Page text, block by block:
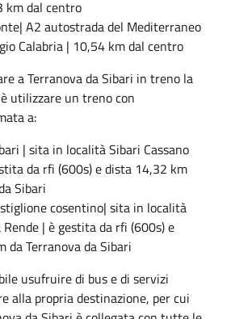
km dal centro
A2 autostrada del Mediterraneo
Calabria | 10,54 km dal centro
a Terranova da Sibari in treno la
utilizzare un treno con
a:
| sita in località Sibari Cassano
da rfi (600s) e dista 14,32 km
Sibari
cosentino| sita in località
| è gestita da rfi (600s) e
da Terranova da Sibari
usufruire di bus e di servizi
alla propria destinazione, per cui